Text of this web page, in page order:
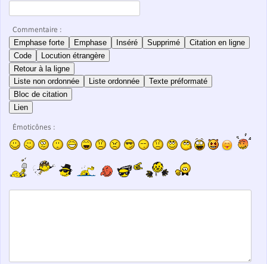
Commentaire :
Emphase forte Emphase Inséré Supprimé
Citation en ligne
Code
Locution étrangère
Retour à la ligne
Liste non ordonnée
Liste ordonnée
Texte préformaté
Bloc de citation
Lien
Émoticônes :